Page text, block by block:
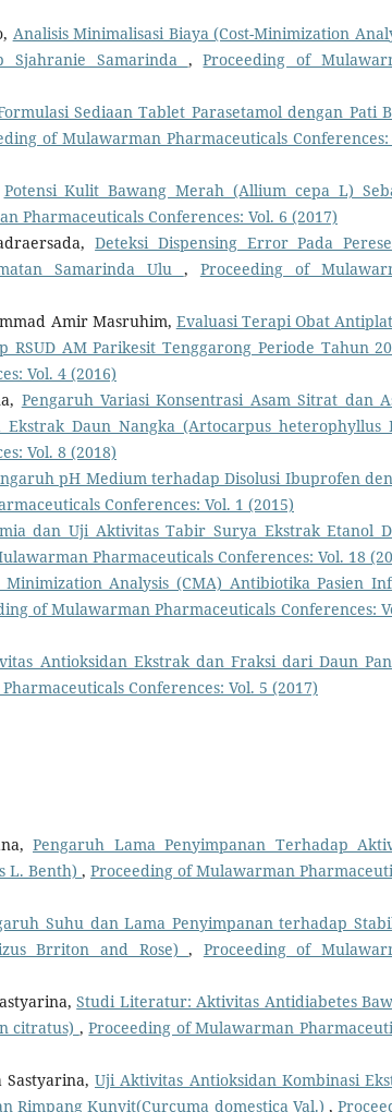
Analisis Minimalisasi Biaya (Cost-Minimization
Sjahranie Samarinda ,Proceeding of
Sediaan Tablet Parasetamol dengan Pati
of Mulawarman Pharmaceuticals Conferences:
Potensi Kulit Bawang Merah (Allium cepa L)
Pharmaceuticals Conferences: Vol. 6 (2017)
Deteksi Dispensing Error Pada
Samarinda Ulu , Proceeding of
Amir Masruhim, Evaluasi Terapi Obat
AM Parikesit Tenggarong Periode Tahun
Vol. 4 (2016)
Pengaruh Variasi Konsentrasi Asam Sitrat dan
Daun Nangka (Artocarpus heterophyllus
Vol. 8 (2018)
pH Medium terhadap Disolusi Ibuprofen
Conferences: Vol. 1 (2015)
dan Uji Aktivitas Tabir Surya Ekstrak Etanol
Pharmaceuticals Conferences: Vol. 18
Minimization Analysis (CMA) Antibiotika Pasien
of Mulawarman Pharmaceuticals Conferences:
Antioksidan Ekstrak dan Fraksi dari Daun
Conferences: Vol. 5 (2017)
Pengaruh Lama Penyimpanan Terhadap
L. Benth) , Proceeding of Mulawarman
Suhu dan Lama Penyimpanan terhadap
Brriton and Rose), Proceeding of
Studi Literatur: Aktivitas Antidiabetes
citratus) ,Proceeding of Mulawarman
Uji Aktivitas Antioksidan Kombinasi
Rimpang Kunyit(Curcuma domestica Val.) ,